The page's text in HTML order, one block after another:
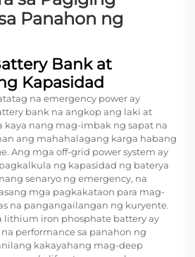
Panahon ng
Bank at
Kapasidad
na emergency power ay
bank na angkop ang laki at
kaya nang mag-imbak ng sapat na
ang mahahalagang karga habang
Ang mga off-grid power system ay
ng kapasidad ng baterya
senaryo ng emergency, na
mga pagkakataon para mag-
na pangangailangan ng kuryente.
lithium iron phosphate battery ay
performance sa panahon ng
kakayahang mag-deep